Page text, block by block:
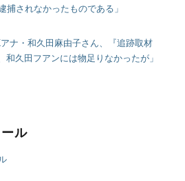
捕されなかったものである」
ナ・和久田麻由子さん、『追跡取材
久田フアンには物足りなかったが」
ル